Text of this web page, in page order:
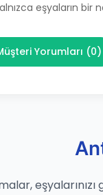
eşyaların bir
Yorumları (0)